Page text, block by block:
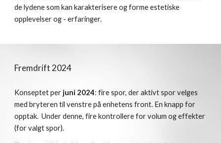
de lydene som kan karakterisere og forme estetiske
opplevelser og - erfaringer.
Fremdrift 2024
Konseptet per juni 2024:firespor, der aktivt spor velges
med bryteren tilvenstre på enhetens front. En knapp for
opptak. Under denne, firekontrollere for volum og effekter
(for valgt spor).